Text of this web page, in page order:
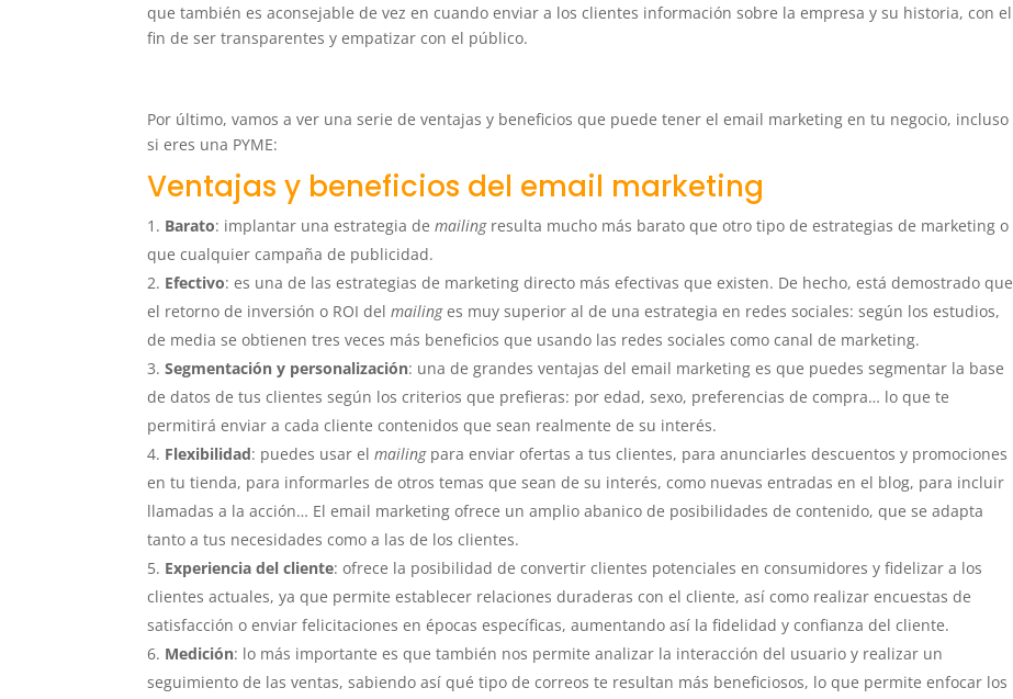
que también es aconsejable de vez en cuando enviar a los clientes información sobre la empresa y su historia, con el
fin de ser transparentes y empatizar con el público.
Por último, vamos a ver una serie de ventajas y beneficios que puede tener el email marketing en tu negocio, incluso
si eres una PYME:
Ventajas y beneficios del email marketing
Barato: implantar una estrategia demailing resulta mucho más barato que otro tipo de estrategias de marketing o
que cualquier campaña de publicidad.
Efectivo: es una de las estrategias de marketing directo más efectivas que existen. De hecho, está demostrado que
el retorno de inversión o ROI delmailinges muy superior al de una estrategia en redes sociales: según los estudios,
de media se obtienen tres veces más beneficios que usando las redes sociales como canal de marketing.
Segmentación y personalización: una de grandes ventajas del email marketing es que puedes segmentar la base
de datos de tus clientes según los criterios que prefieras: por edad, sexo, preferencias de compra… lo que te
permitirá enviar a cada cliente contenidos que sean realmente de su interés.
Flexibilidad: puedes usar elmailingpara enviar ofertas a tus clientes, para anunciarles descuentos y promociones
en tu tienda, para informarles de otros temas que sean de su interés, como nuevas entradas en el blog, para incluir
llamadas a la acción… El email marketing ofrece un amplio abanico de posibilidades de contenido, que se adapta
tanto a tus necesidades como a las de los clientes.
Experiencia del cliente: ofrece la posibilidad de convertir clientes potenciales en consumidores y fidelizar a los
clientes actuales, ya que permite establecer relaciones duraderas con el cliente, así como realizar encuestas de
satisfacción o enviar felicitaciones en épocas específicas, aumentando así la fidelidad y confianza del cliente.
Medición: lo más importante es que también nos permite analizar la interacción del usuario y realizar un
seguimiento de las ventas, sabiendo así qué tipo de correos te resultan más beneficiosos, lo que permite enfocar los